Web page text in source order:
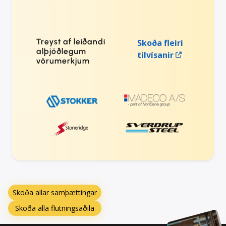
Treyst af leiðandi
alþjóðlegum
vörumerkjum
Skoða fleiri
tilvísanir
Skoða allar samþættingar
Skoða alla flutningsaðila